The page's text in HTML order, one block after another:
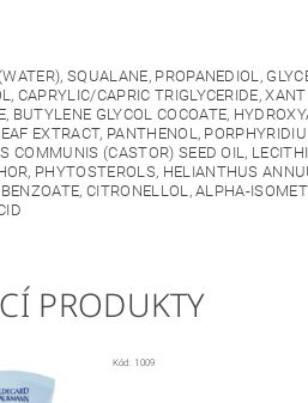
SQUALANE, PROPANEDIOL,
CAPRYLIC/CAPRIC TRIGLYCERIDE,
BUTYLENE GLYCOL COCOATE,
EXTRACT, PANTHENOL,
COMMUNIS (CASTOR) SEED OIL,
PHYTOSTEROLS, HELIANTHUS
CITRONELLOL, ALPHA-
PRODUKTY
Kód: 1009